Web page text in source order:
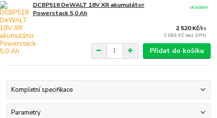
DCBP518 DeWALT 18V XR akumulátor
Powerstack 5,0 Ah
2 520 Kč/ks
2 083 Kč bez DPH
skladem
Přidat do košíku
Kompletní specifikace
Parametry